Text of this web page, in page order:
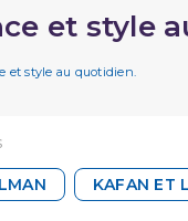
et style
et style au quotidien.
KAFAN ET